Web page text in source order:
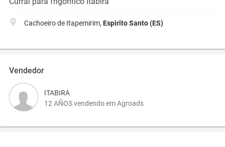
Cachoeiro de Itapemirim, Espirito Santo (ES)
Vendedor
ITABIRA
12 AÑOS vendendo em Agroads